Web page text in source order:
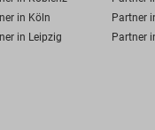
in Köln
Partner
in Leipzig Partner